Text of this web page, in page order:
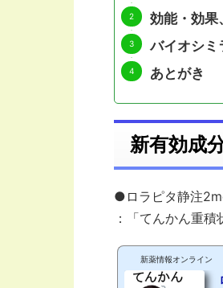
効能・効果
バイオシミ
あとがき
新有効成
●ロラピタ静注
：「てんかん重
新薬情報オンライン